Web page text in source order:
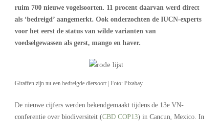
ruim 700 nieuwe vogelsoorten. 11 procent daarvan werd direct
als ‘bedreigd’ aangemerkt. Ook onderzochten de IUCN-experts
voor het eerst de status van wilde varianten van
voedselgewassen als gerst, mango en haver.
Giraffen zijn nu een bedreigde diersoort | Foto: Pixabay
De nieuwe cijfers werden bekendgemaakt tijdens de 13e VN-
conferentie over biodiversiteit (CBD COP13) in Cancun, Mexico. In